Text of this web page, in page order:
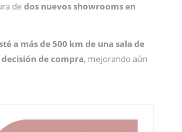
de dos nuevos showrooms en
a más de 500 km de una sala de
de compra, mejorando aún